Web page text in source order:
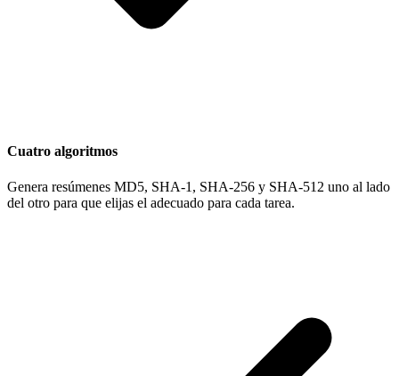
Cuatro algoritmos
Genera resúmenes MD5, SHA-1, SHA-256 y SHA-512 uno al lado
del otro para que elijas el adecuado para cada tarea.